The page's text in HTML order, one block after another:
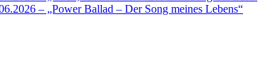
– „Power Ballad – Der Song meines Lebens“